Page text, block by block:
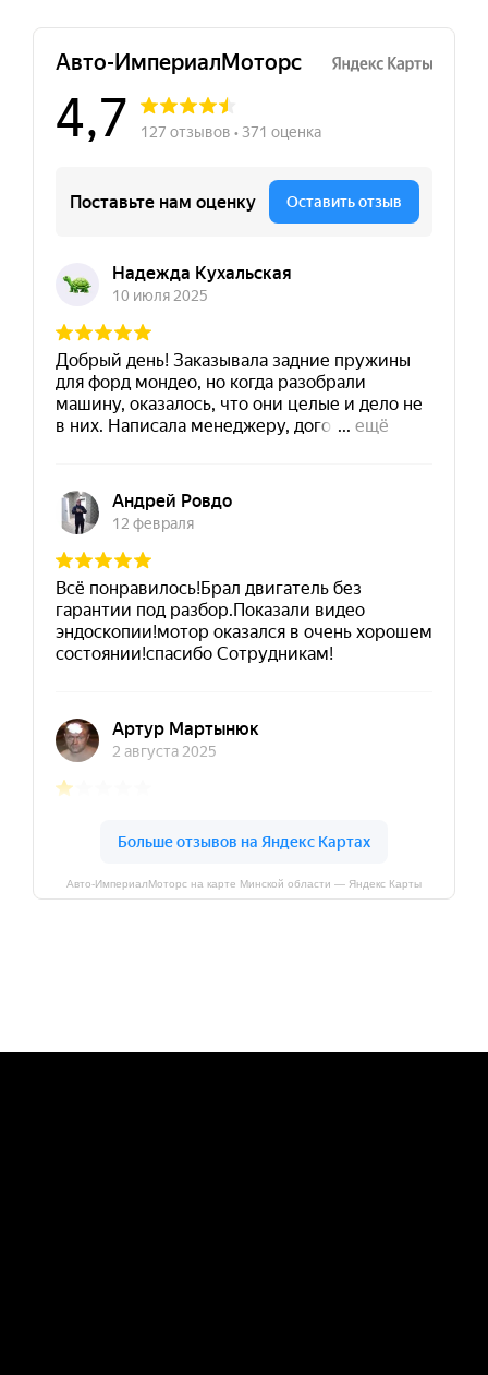
Авто-ИмпериалМоторс на карте Минской области — Яндекс Карты